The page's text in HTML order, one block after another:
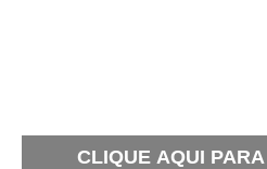
CLIQUE AQUI